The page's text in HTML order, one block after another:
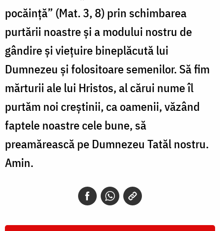
pocăinţă” (Mat. 3, 8) prin schimbarea
purtării noastre şi a modului nostru de
gândire şi vieţuire bineplăcută lui
Dumnezeu şi folositoare semenilor. Să fim
mărturii ale lui Hristos, al cărui nume îl
purtăm noi creştinii, ca oamenii, văzând
faptele noastre cele bune, să
preamărească pe Dumnezeu Tatăl nostru.
Amin.